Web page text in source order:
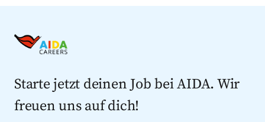
Starte jetzt deinen Job bei AIDA. Wir
freuen uns auf dich!